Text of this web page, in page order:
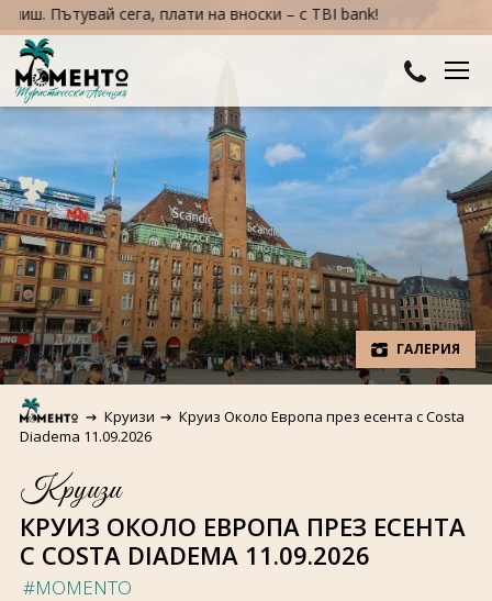
сега, плати на вноски – с TBI bank!
Австралия и Океания
Азия
Африка
Европа
Северна Америка
Южна Америка
ХОТЕЛИ
Хотели в България
Хотели в Гърция
Хотели в Турция
КРУИЗИ
ТУРЦИЯ
ПРАЗНИЦИ
Великден
Коледа
Нова година
ПОЛЕЗНО
КОНТАКТИ
За нас
Документи
Магазин
Общи условия
Политика за
ГАЛЕРИЯ
Круизи
Круиз Около Европа през есента с Costa
Diadema 11.09.2026
Круизи
КРУИЗ ОКОЛО ЕВРОПА ПРЕЗ ЕСЕНТА
С COSTA DIADEMA 11.09.2026
#MOMENTO